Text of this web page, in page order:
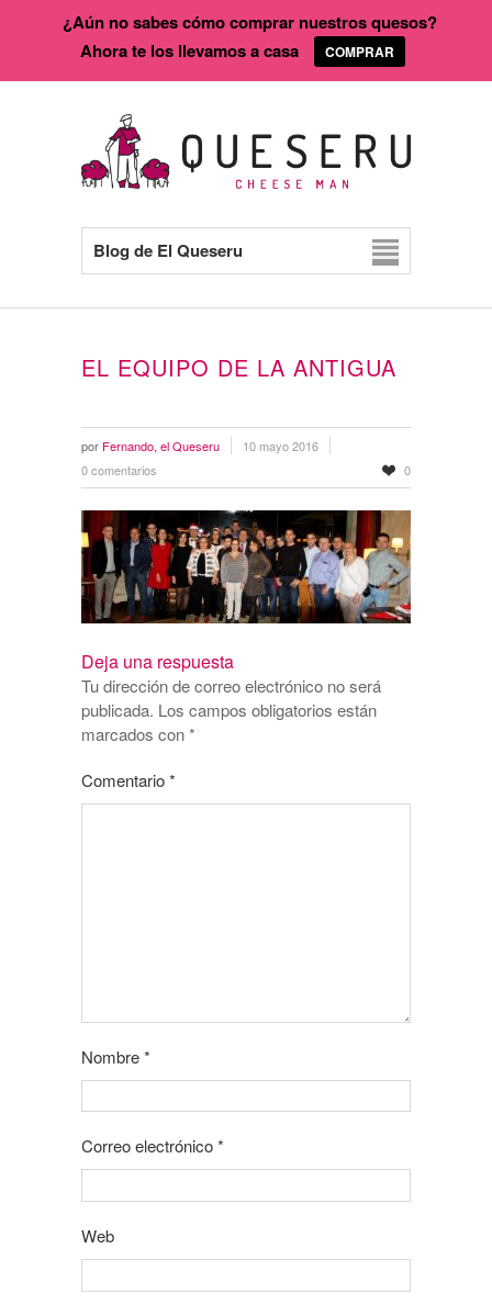
Blog de El Queseru
EL EQUIPO DE LA ANTIGUA
por Fernando, el Queseru
10 mayo 2016
0 comentarios
0
Deja una respuesta
Tu dirección de correo electrónico no será
publicada. Los campos obligatorios están
marcados con*
Comentario*
Nombre*
Correo electrónico*
Web
¿Aún no sabes cómo comprar nuestros quesos?
Ahora te los llevamos a casa
COMPRAR